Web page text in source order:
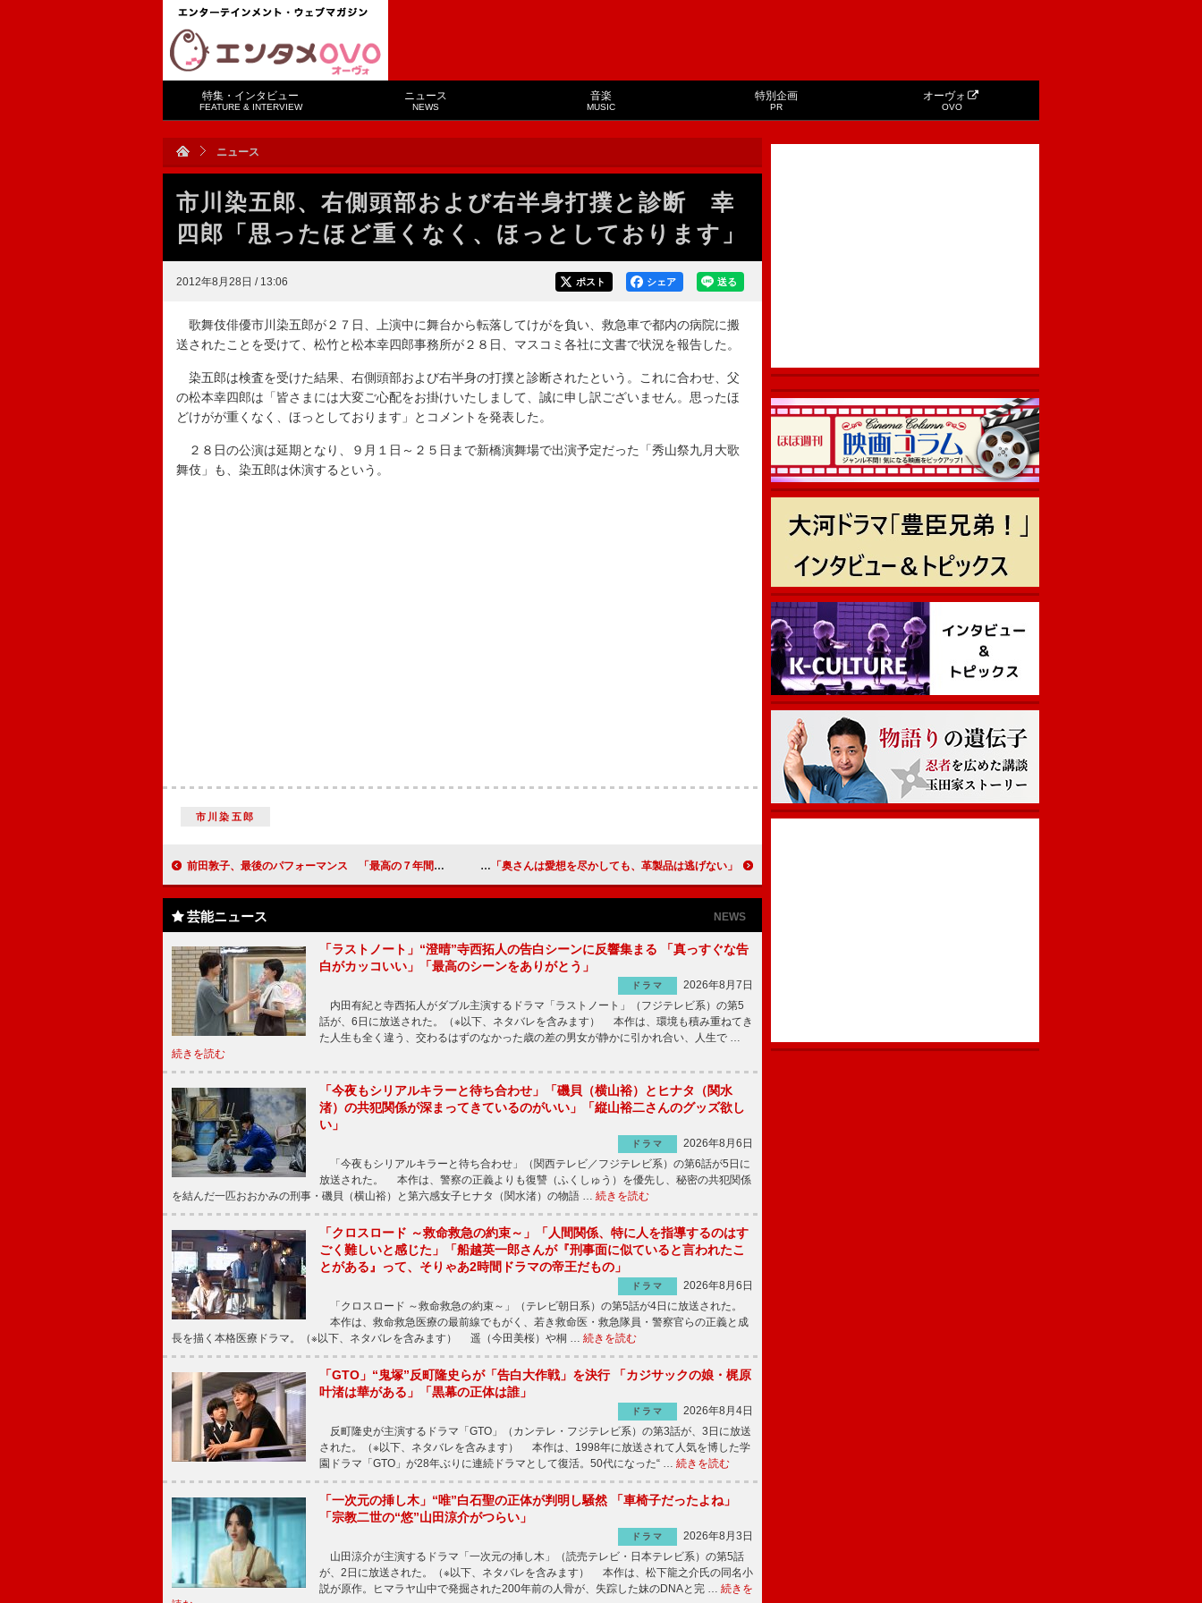
特集・インタビュー
FEATURE & INTERVIEW
ニュース
NEWS
音楽
MUSIC
特別企画
PR
オーヴォ
OVO
ニュース
市川染五郎、右側頭部および右半身打撲と診断 幸
四郎「思ったほど重くなく、ほっとしております」
2012年8月28日 / 13:06 送る
シェア
ポスト
歌舞伎俳優市川染五郎が２７日、上演中に舞台から転落してけがを負い、救急車で都内の病院に搬
送されたことを受けて、松竹と松本幸四郎事務所が２８日、マスコミ各社に文書で状況を報告した。
染五郎は検査を受けた結果、右側頭部および右半身の打撲と診断されたという。これに合わせ、父
の松本幸四郎は「皆さまには大変ご心配をお掛けいたしまして、誠に申し訳ございません。思ったほ
どけがが重くなく、ほっとしております」とコメントを発表した。
２８日の公演は延期となり、９月１日～２５日まで新橋演舞場で出演予定だった「秀山祭九月大歌
舞伎」も、染五郎は休演するという。
市川染五郎
前田敦子、最後のパフォーマンス 「最高の７年間でした」 石田純一、長谷川理恵に「元気そうで安心しました」 「奥さんは愛想を尽かしても、革製品は逃げない」
芸能ニュース NEWS
「ラストノート」“澄晴”寺西拓人の告白シーンに反響集まる 「真っすぐな告
白がカッコいい」「最高のシーンをありがとう」
ドラマ
2026年8月7日
内田有紀と寺西拓人がダブル主演するドラマ「ラストノート」（フジテレビ系）の第5
話が、6日に放送された。（※以下、ネタバレを含みます） 本作は、環境も積み重ねてき
た人生も全く違う、交わるはずのなかった歳の差の男女が静かに引かれ合い、人生で …
続きを読む
「今夜もシリアルキラーと待ち合わせ」「磯貝（横山裕）とヒナタ（関水
渚）の共犯関係が深まってきているのがいい」「縦山裕二さんのグッズ欲し
い」
ドラマ
2026年8月6日
「今夜もシリアルキラーと待ち合わせ」（関西テレビ／フジテレビ系）の第6話が5日に
放送された。 本作は、警察の正義よりも復讐（ふくしゅう）を優先し、秘密の共犯関係
を結んだ一匹おおかみの刑事・磯貝（横山裕）と第六感女子ヒナタ（関水渚）の物語 … 続きを読む
「クロスロード ～救命救急の約束～」「人間関係、特に人を指導するのはす
ごく難しいと感じた」「船越英一郎さんが『刑事面に似ていると言われたこ
とがある』って、そりゃあ2時間ドラマの帝王だもの」
ドラマ
2026年8月6日
「クロスロード ～救命救急の約束～」（テレビ朝日系）の第5話が4日に放送された。
本作は、救命救急医療の最前線でもがく、若き救命医・救急隊員・警察官らの正義と成
長を描く本格医療ドラマ。（※以下、ネタバレを含みます） 遥（今田美桜）や桐 … 続きを読む
「GTO」“鬼塚”反町隆史らが「告白大作戦」を決行 「カジサックの娘・梶原
叶渚は華がある」「黒幕の正体は誰」
ドラマ
2026年8月4日
反町隆史が主演するドラマ「GTO」（カンテレ・フジテレビ系）の第3話が、3日に放送
された。（※以下、ネタバレを含みます） 本作は、1998年に放送されて人気を博した学
園ドラマ「GTO」が28年ぶりに連続ドラマとして復活。50代になった“ … 続きを読む
「一次元の挿し木」“唯”白石聖の正体が判明し騒然 「車椅子だったよね」
「宗教二世の“悠”山田涼介がつらい」
ドラマ
2026年8月3日
山田涼介が主演するドラマ「一次元の挿し木」（読売テレビ・日本テレビ系）の第5話
が、2日に放送された。（※以下、ネタバレを含みます） 本作は、松下龍之介氏の同名小
説が原作。ヒマラヤ山中で発掘された200年前の人骨が、失踪した妹のDNAと完 … 続きを